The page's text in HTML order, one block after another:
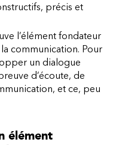
précis et
l’élément fondateur
communication. Pour
un dialogue
d’écoute, de
et ce, peu
élément